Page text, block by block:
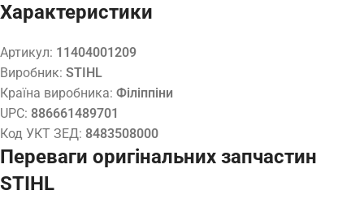
Характеристики
Артикул: 11404001209
Виробник: STIHL
Країна виробника: Філіппіни
UPC: 886661489701
Код УКТ ЗЕД: 8483508000
Переваги оригінальних запчастин
STIHL